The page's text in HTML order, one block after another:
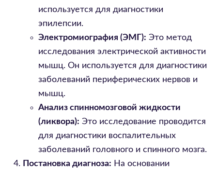
используется для диагностики
эпилепсии.
Электромиография (ЭМГ): Это метод
исследования электрической активности
мышц. Он используется для диагностики
заболеваний периферических нервов и
мышц.
Анализ спинномозговой жидкости
(ликвора): Это исследование проводится
для диагностики воспалительных
заболеваний головного и спинного мозга.
Постановка диагноза: На основании